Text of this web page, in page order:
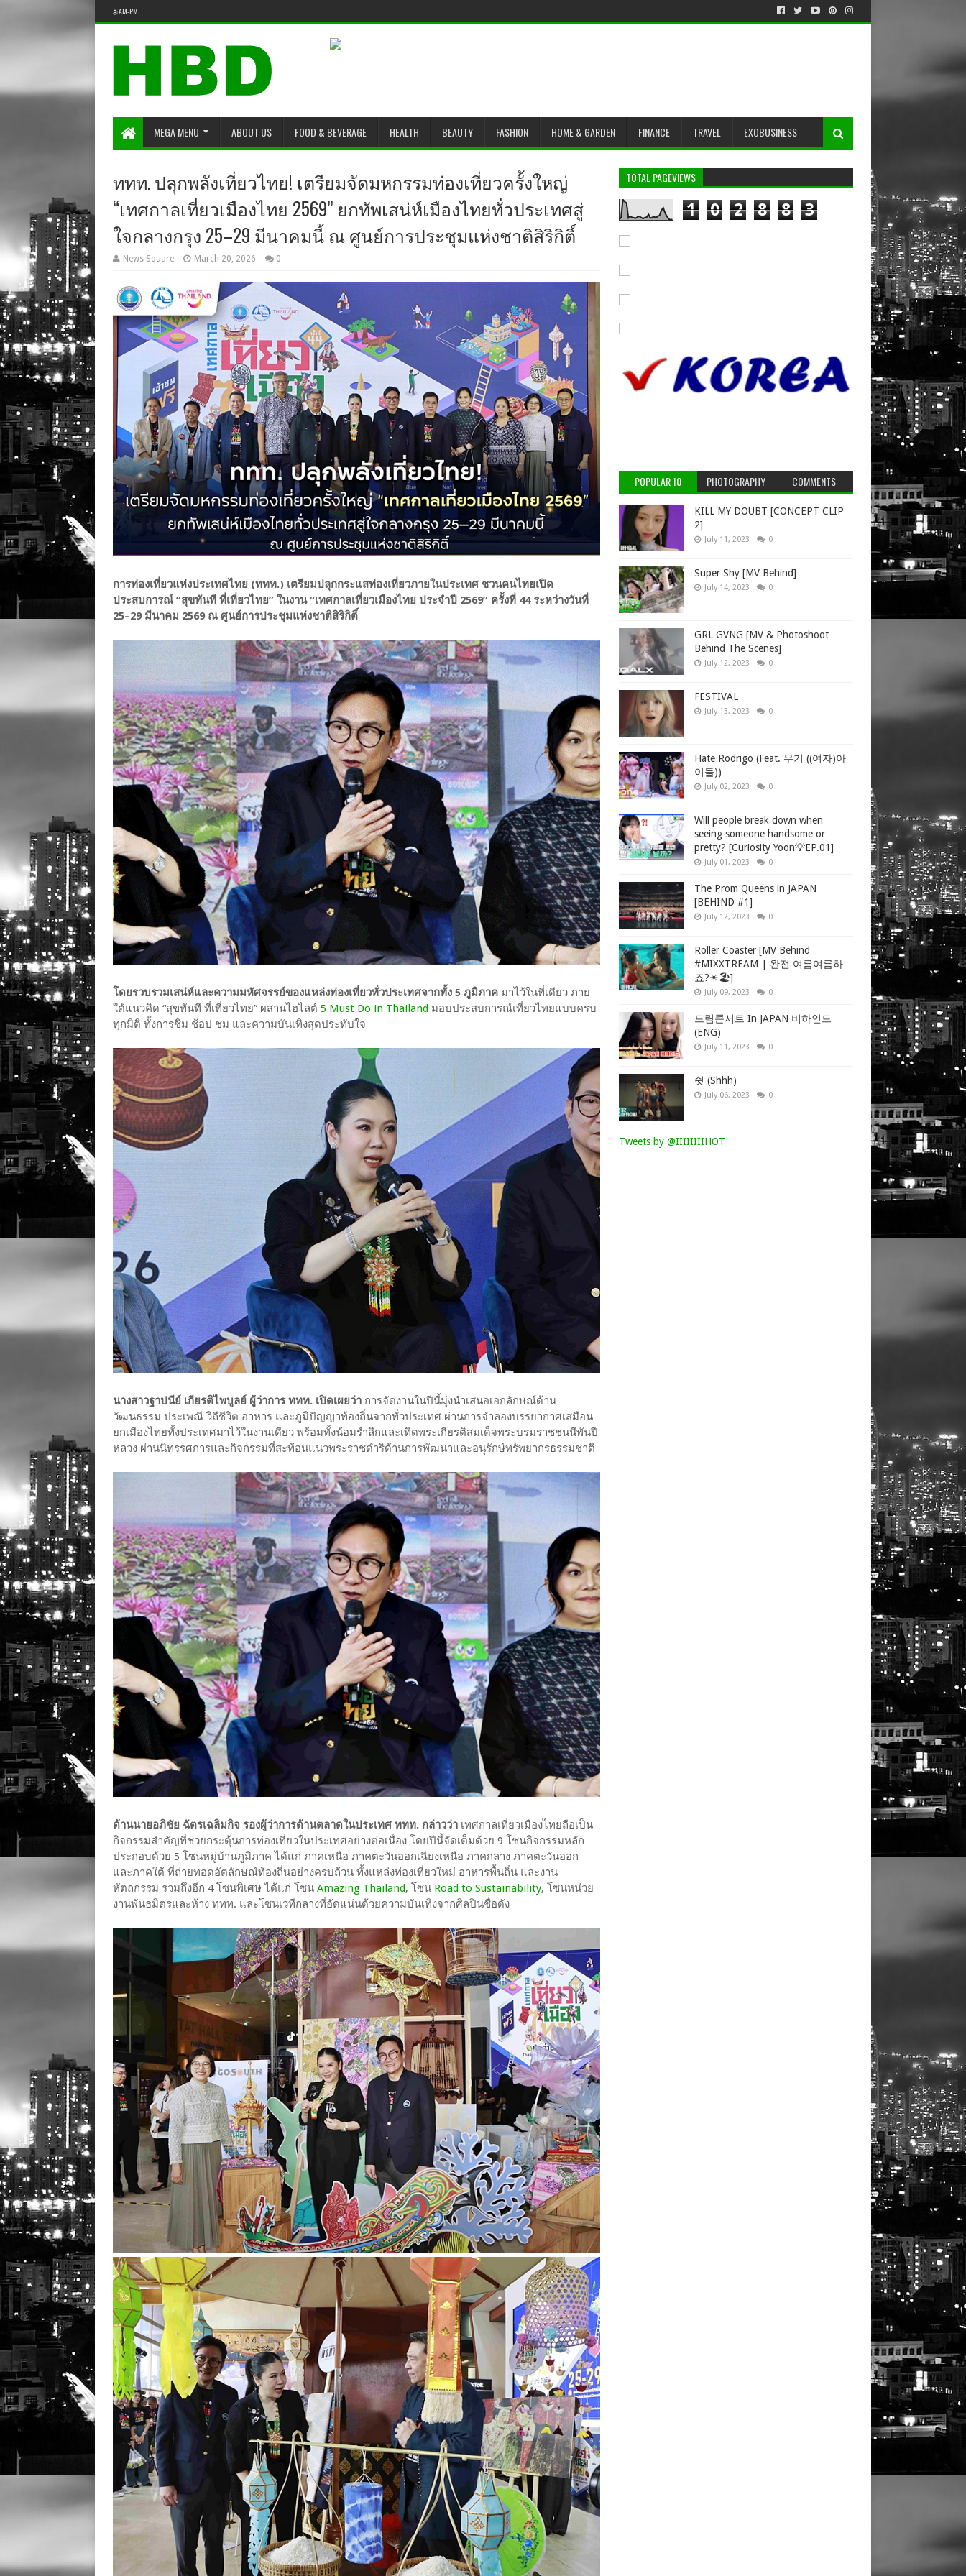
🌐 AM-PM
MEGA MENU ABOUT US FOOD & BEVERAGE HEALTH BEAUTY FASHION HOME & GARDEN FINANCE TRAVEL EXOBUSINESS
ททท. ปลุกพลังเที่ยวไทย! เตรียมจัดมหกรรมท่องเที่ยวครั้งใหญ่
“เทศกาลเที่ยวเมืองไทย 2569” ยกทัพเสน่ห์เมืองไทยทั่วประเทศสู่
ใจกลางกรุง 25–29 มีนาคมนี้ ณ ศูนย์การประชุมแห่งชาติสิริกิติ์
News Square March 20, 2026 0
การท่องเที่ยวแห่งประเทศไทย (ททท.) เตรียมปลุกกระแสท่องเที่ยวภายในประเทศ ชวนคนไทยเปิด
ประสบการณ์ “สุขทันที ที่เที่ยวไทย” ในงาน “เทศกาลเที่ยวเมืองไทย ประจำปี 2569” ครั้งที่ 44 ระหว่างวันที่
25–29 มีนาคม 2569 ณ ศูนย์การประชุมแห่งชาติสิริกิติ์
โดยรวบรวมเสน่ห์และความมหัศจรรย์ของแหล่งท่องเที่ยวทั่วประเทศจากทั้ง 5 ภูมิภาค มาไว้ในที่เดียว ภาย
ใต้แนวคิด “สุขทันที ที่เที่ยวไทย” ผสานไฮไลต์ 5 Must Do in Thailand มอบประสบการณ์เที่ยวไทยแบบครบ
ทุกมิติ ทั้งการชิม ช้อป ชม และความบันเทิงสุดประทับใจ
นางสาวฐาปนีย์ เกียรติไพบูลย์ ผู้ว่าการ ททท. เปิดเผยว่า การจัดงานในปีนี้มุ่งนำเสนอเอกลักษณ์ด้าน
วัฒนธรรม ประเพณี วิถีชีวิต อาหาร และภูมิปัญญาท้องถิ่นจากทั่วประเทศ ผ่านการจำลองบรรยากาศเสมือน
ยกเมืองไทยทั้งประเทศมาไว้ในงานเดียว พร้อมทั้งน้อมรำลึกและเทิดพระเกียรติสมเด็จพระบรมราชชนนีพันปี
หลวง ผ่านนิทรรศการและกิจกรรมที่สะท้อนแนวพระราชดำริด้านการพัฒนาและอนุรักษ์ทรัพยากรธรรมชาติ
ด้านนายอภิชัย ฉัตรเฉลิมกิจ รองผู้ว่าการด้านตลาดในประเทศ ททท. กล่าวว่า เทศกาลเที่ยวเมืองไทยถือเป็น
กิจกรรมสำคัญที่ช่วยกระตุ้นการท่องเที่ยวในประเทศอย่างต่อเนื่อง โดยปีนี้จัดเต็มด้วย 9 โซนกิจกรรมหลัก
ประกอบด้วย 5 โซนหมู่บ้านภูมิภาค ได้แก่ ภาคเหนือ ภาคตะวันออกเฉียงเหนือ ภาคกลาง ภาคตะวันออก
และภาคใต้ ที่ถ่ายทอดอัตลักษณ์ท้องถิ่นอย่างครบถ้วน ทั้งแหล่งท่องเที่ยวใหม่ อาหารพื้นถิ่น และงาน
หัตถกรรม รวมถึงอีก 4 โซนพิเศษ ได้แก่ โซน Amazing Thailand, โซน Road to Sustainability, โซนหน่วย
งานพันธมิตรและห้าง ททท. และโซนเวทีกลางที่อัดแน่นด้วยความบันเทิงจากศิลปินชื่อดัง
TOTAL PAGEVIEWS
1 0 2 8 8 3
POPULAR 10 PHOTOGRAPHY COMMENTS
KILL MY DOUBT [CONCEPT CLIP
2]
July 11, 2023 0
Super Shy [MV Behind]
July 14, 2023 0
GRL GVNG [MV & Photoshoot
Behind The Scenes]
July 12, 2023 0
FESTIVAL
July 13, 2023 0
Hate Rodrigo (Feat. 우기 ((여자)아
이들))
July 02, 2023 0
Will people break down when
seeing someone handsome or
pretty? [Curiosity Yoon💡EP.01]
July 01, 2023 0
The Prom Queens in JAPAN
[BEHIND #1]
July 12, 2023 0
Roller Coaster [MV Behind
#MIXXTREAM | 완전 여름여름하
죠?☀🏖]
July 09, 2023 0
드림콘서트 In JAPAN 비하인드
(ENG)
July 11, 2023 0
쉿 (Shhh)
July 06, 2023 0
Tweets by @IIIIIIIIHOT